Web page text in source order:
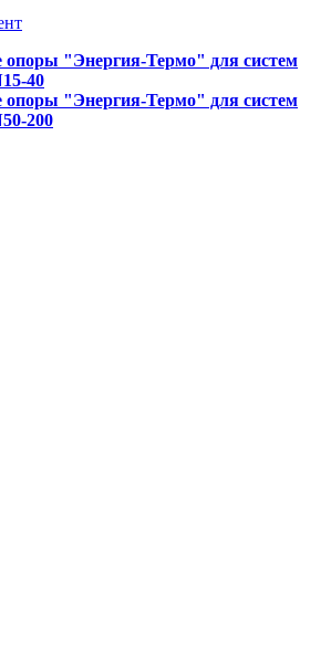
"Энергия-Термо" для систем
40
"Энергия-Термо" для систем
200